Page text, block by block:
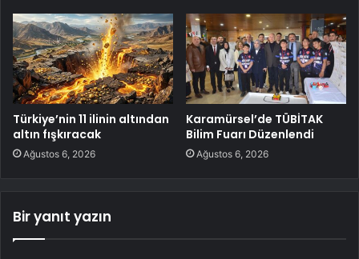
Türkiye’nin 11 ilinin altından
altın fışkıracak
Ağustos 6, 2026
Karamürsel’de TÜBİTAK
Bilim Fuarı Düzenlendi
Ağustos 6, 2026
Bir yanıt yazın